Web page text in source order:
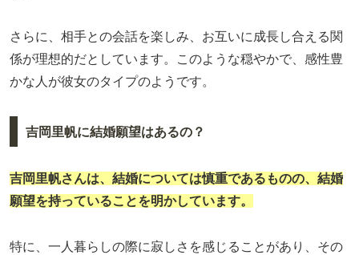
さらに、相手との会話を楽しみ、お互いに成長し合える関
係が理想的だとしています。このような穏やかで、感性豊
かな人が彼女のタイプのようです。
吉岡里帆に結婚願望はあるの？
吉岡里帆さんは、結婚については慎重であるものの、結婚
願望を持っていることを明かしています。
特に、一人暮らしの際に寂しさを感じることがあり、その